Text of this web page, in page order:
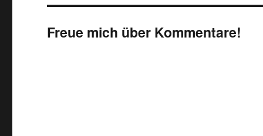
Freue mich über Kommentare!